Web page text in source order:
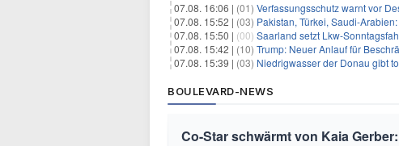
07.08. 16:06 | (01) Verfassungsschutz warnt vor
07.08. 15:52 | (03) Pakistan, Türkei, Saudi-
07.08. 15:50 | (00) Saarland setzt Lkw-
07.08. 15:42 | (10) Trump: Neuer Anlauf für
07.08. 15:39 | (03) Niedrigwasser der Donau gibt
BOULEVARD-NEWS
Co-Star schwärmt von Kaia